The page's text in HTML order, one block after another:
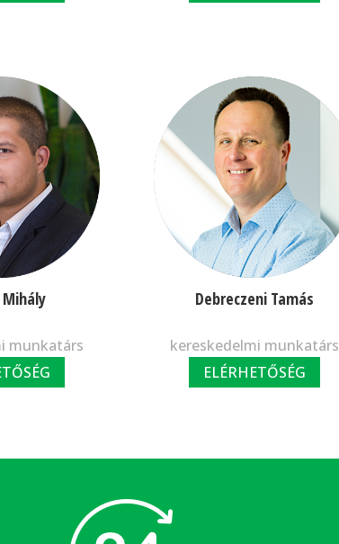
munkatárs
Debreczeni Tamás
kereskedelmi munkatárs
ELÉRHETŐSÉG